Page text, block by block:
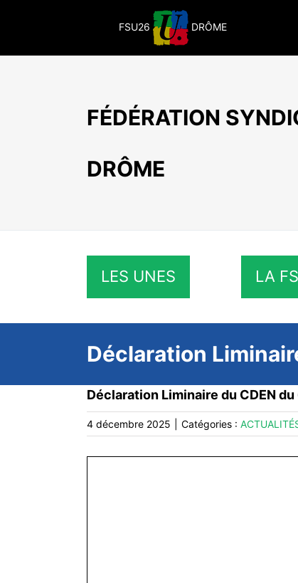
FSU26 DRÔME
FÉDÉRATION
DRÔME
LES UNES LA
Déclaration
Déclaration Liminaire du CDEN du
4 décembre 2025 Catégories :